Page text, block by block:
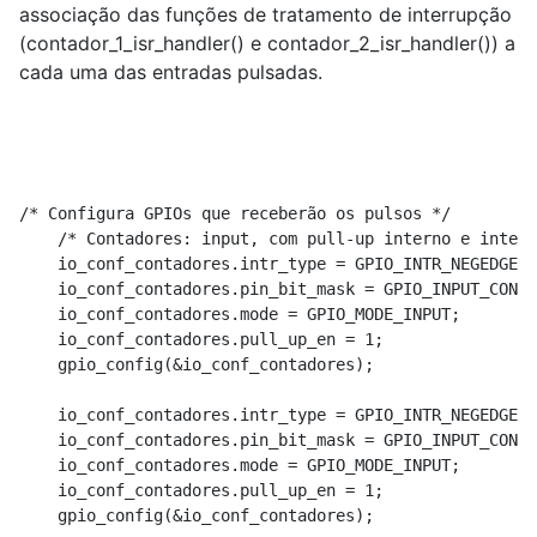
associação das funções de tratamento de interrupção
(contador_1_isr_handler() e contador_2_isr_handler()) a
cada uma das entradas pulsadas.
/* Configura GPIOs que receberão os pulsos */
/* Contadores: input, com pull-up interno e
    io_conf_contadores.intr_type = GPIO_INTR_NEGEDGE;
io_conf_contadores.pin_bit_mask =
    io_conf_contadores.mode = GPIO_MODE_INPUT;
    io_conf_contadores.pull_up_en = 1;
    gpio_config(&io_conf_contadores);
    io_conf_contadores.intr_type = GPIO_INTR_NEGEDGE;
io_conf_contadores.pin_bit_mask =
    io_conf_contadores.mode = GPIO_MODE_INPUT;
    io_conf_contadores.pull_up_en = 1;
    gpio_config(&io_conf_contadores);